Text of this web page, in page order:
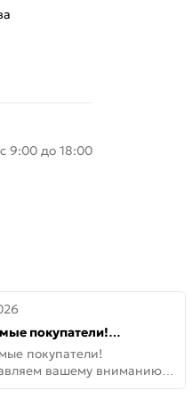
9:00 до 18:00
покупатели!
вашему вниманию
от Armadillo!
покупатели!
вашему вниманию
от Armadillo! Новая